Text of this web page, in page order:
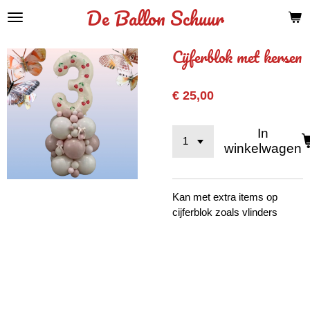
Ga
de
hoofdinhoud
De Ballon Schuur
Cijferblok met kersen
€ 25,00
In
winkelwagen
Kan met extra items op
cijferblok zoals vlinders